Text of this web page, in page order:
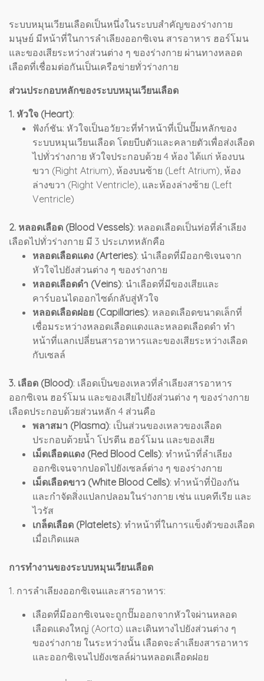
ระบบหมุนเวียนเลือดเป็นหนึ่งในระบบสำคัญของร่างกาย
มนุษย์ มีหน้าที่ในการลำเลียงออกซิเจน สารอาหาร ฮอร์โมน
และของเสียระหว่างส่วนต่าง ๆ ของร่างกาย ผ่านทางหลอด
เลือดที่เชื่อมต่อกันเป็นเครือข่ายทั่วร่างกาย
ส่วนประกอบหลักของระบบหมุนเวียนเลือด
1. หัวใจ (Heart):
ฟังก์ชัน: หัวใจเป็นอวัยวะที่ทำหน้าที่เป็นปั๊มหลักของ
ระบบหมุนเวียนเลือด โดยบีบตัวและคลายตัวเพื่อส่งเลือด
ไปทั่วร่างกาย หัวใจประกอบด้วย 4 ห้อง ได้แก่ ห้องบน
ขวา (Right Atrium), ห้องบนซ้าย (Left Atrium), ห้อง
ล่างขวา (Right Ventricle), และห้องล่างซ้าย (Left
Ventricle)
2. หลอดเลือด (Blood Vessels): หลอดเลือดเป็นท่อที่ลำเลียง
เลือดไปทั่วร่างกาย มี 3 ประเภทหลักคือ
หลอดเลือดแดง (Arteries): นำเลือดที่มีออกซิเจนจาก
หัวใจไปยังส่วนต่าง ๆ ของร่างกาย
หลอดเลือดดำ (Veins): นำเลือดที่มีของเสียและ
คาร์บอนไดออกไซด์กลับสู่หัวใจ
หลอดเลือดฝอย (Capillaries): หลอดเลือดขนาดเล็กที่
เชื่อมระหว่างหลอดเลือดแดงและหลอดเลือดดำ ทำ
หน้าที่แลกเปลี่ยนสารอาหารและของเสียระหว่างเลือด
กับเซลล์
3. เลือด (Blood): เลือดเป็นของเหลวที่ลำเลียงสารอาหาร
ออกซิเจน ฮอร์โมน และของเสียไปยังส่วนต่าง ๆ ของร่างกาย
เลือดประกอบด้วยส่วนหลัก 4 ส่วนคือ
พลาสมา (Plasma): เป็นส่วนของเหลวของเลือด
ประกอบด้วยน้ำ โปรตีน ฮอร์โมน และของเสีย
เม็ดเลือดแดง (Red Blood Cells): ทำหน้าที่ลำเลียง
ออกซิเจนจากปอดไปยังเซลล์ต่าง ๆ ของร่างกาย
เม็ดเลือดขาว (White Blood Cells): ทำหน้าที่ป้องกัน
และกำจัดสิ่งแปลกปลอมในร่างกาย เช่น แบคทีเรีย และ
ไวรัส
เกล็ดเลือด (Platelets): ทำหน้าที่ในการแข็งตัวของเลือด
เมื่อเกิดแผล
การทำงานของระบบหมุนเวียนเลือด
1. การลำเลียงออกซิเจนและสารอาหาร:
เลือดที่มีออกซิเจนจะถูกปั๊มออกจากหัวใจผ่านหลอด
เลือดแดงใหญ่ (Aorta) และเดินทางไปยังส่วนต่าง ๆ
ของร่างกาย ในระหว่างนั้น เลือดจะลำเลียงสารอาหาร
และออกซิเจนไปยังเซลล์ผ่านหลอดเลือดฝอย